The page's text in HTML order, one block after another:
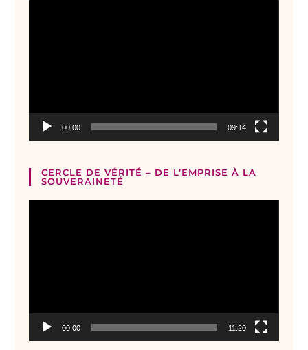
00:00 09:14
CERCLE DE VÉRITÉ – DE L’EMPRISE À LA
SOUVERAINETÉ
00:00 11:20